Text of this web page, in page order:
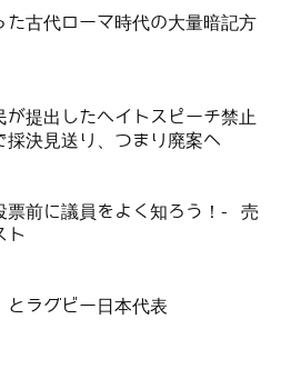
た古代ローマ時代の大量暗記方
が提出したヘイトスピーチ禁止
採決見送り、つまり廃案へ
票前に議員をよく知ろう！- 売
ト
とラグビー日本代表